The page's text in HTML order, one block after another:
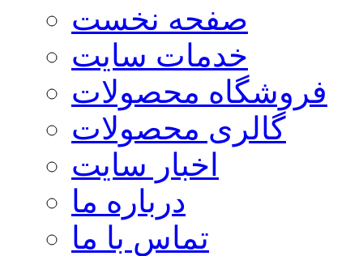
صفحه نخست
خدمات سایت
فروشگاه محصولات
گالری محصولات
اخبار سایت
درباره ما
تماس با ما